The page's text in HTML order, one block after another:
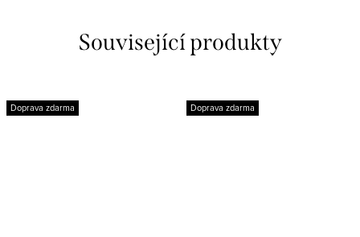
Související produkty
Doprava zdarma Doprava zdarma